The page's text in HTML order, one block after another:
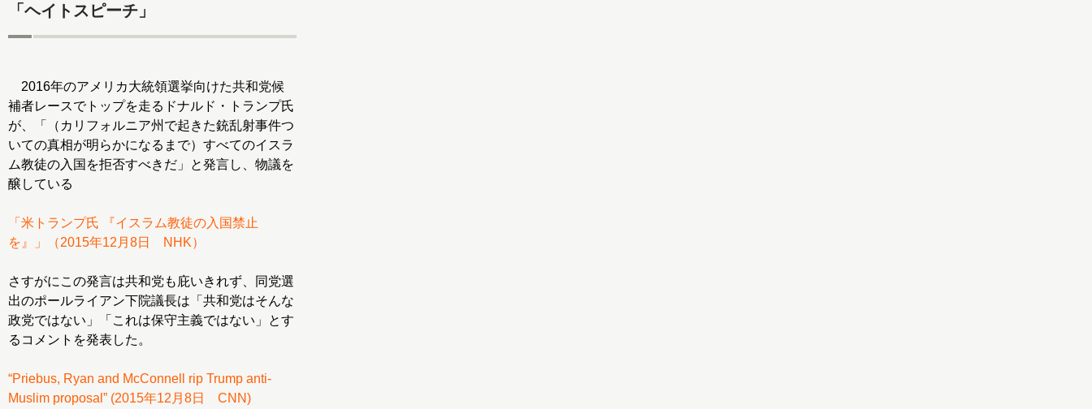
「ヘイトスピーチ」
2016年のアメリカ大統領選挙向けた共和党候
補者レースでトップを走るドナルド・トランプ氏
が、「（カリフォルニア州で起きた銃乱射事件つ
いての真相が明らかになるまで）すべてのイスラ
ム教徒の入国を拒否すべきだ」と発言し、物議を
醸している
「米トランプ氏 『イスラム教徒の入国禁止
を』」（2015年12月8日 NHK）
さすがにこの発言は共和党も庇いきれず、同党選
出のポールライアン下院議長は「共和党はそんな
政党ではない」「これは保守主義ではない」とす
るコメントを発表した。
“Priebus, Ryan and McConnell rip Trump anti-
Muslim proposal” (2015年12月8日 CNN)